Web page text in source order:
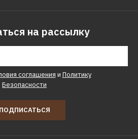
КУПИТЬ
ДОБАВИТЬ В ПОЖЕЛАНИЯ
Варочная поверхность
GRAUDE GS 60.1 S
на рассылку
соглашения и Политику
Безопасности
ПОДПИСАТЬСЯ